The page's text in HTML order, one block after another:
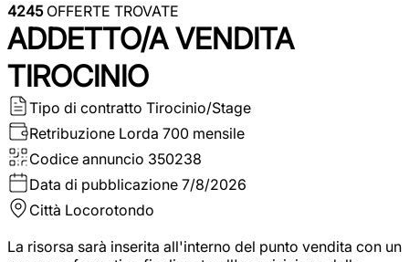
4245OFFERTE TROVATE
ADDETTO/A VENDITA
TIROCINIO
Tipo di contratto Tirocinio/Stage
Retribuzione Lorda 700 mensile
Codice annuncio 350238
Data di pubblicazione 7/8/2026
Città Locorotondo
La risorsa sarà inserita all'interno del punto vendita con un